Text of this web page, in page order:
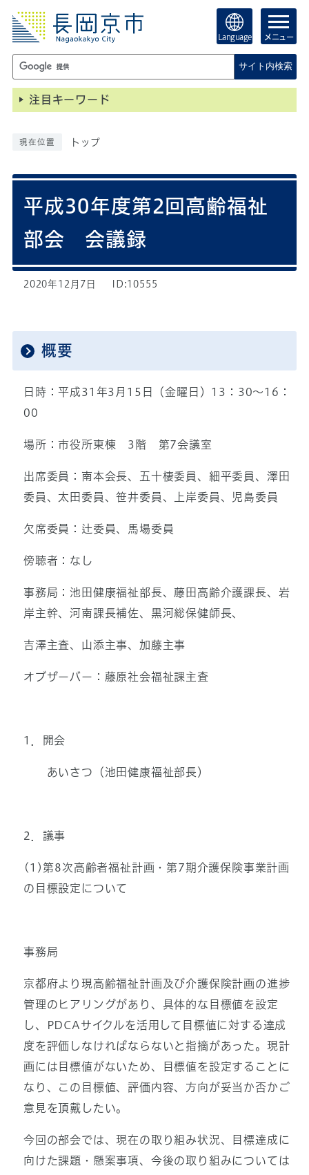
Language メニュー
サイト内検索
注目キーワード
現在位置 トップ
平成30年度第2回高齢福祉
部会 会議録
2020年12月7日 ID:10555
概要
日時：平成31年3月15日（金曜日）13：30～16：
00
場所：市役所東棟 3階 第7会議室
出席委員：南本会長、五十棲委員、細平委員、澤田
委員、太田委員、笹井委員、上岸委員、児島委員
欠席委員：辻委員、馬場委員
傍聴者：なし
事務局：池田健康福祉部長、藤田高齢介護課長、岩
岸主幹、河南課長補佐、黒河総保健師長、
吉澤主査、山添主事、加藤主事
オブザーバー：藤原社会福祉課主査
1．開会
あいさつ（池田健康福祉部長）
2．議事
(1)第8次高齢者福祉計画・第7期介護保険事業計画
の目標設定について
事務局
京都府より現高齢福祉計画及び介護保険計画の進捗
管理のヒアリングがあり、具体的な目標値を設定
し、PDCAサイクルを活用して目標値に対する達成
度を評価しなければならないと指摘があった。現計
画には目標値がないため、目標値を設定することに
なり、この目標値、評価内容、方向が妥当か否かご
意見を頂戴したい。
今回の部会では、現在の取り組み状況、目標達成に
向けた課題・懸案事項、今後の取り組みについては